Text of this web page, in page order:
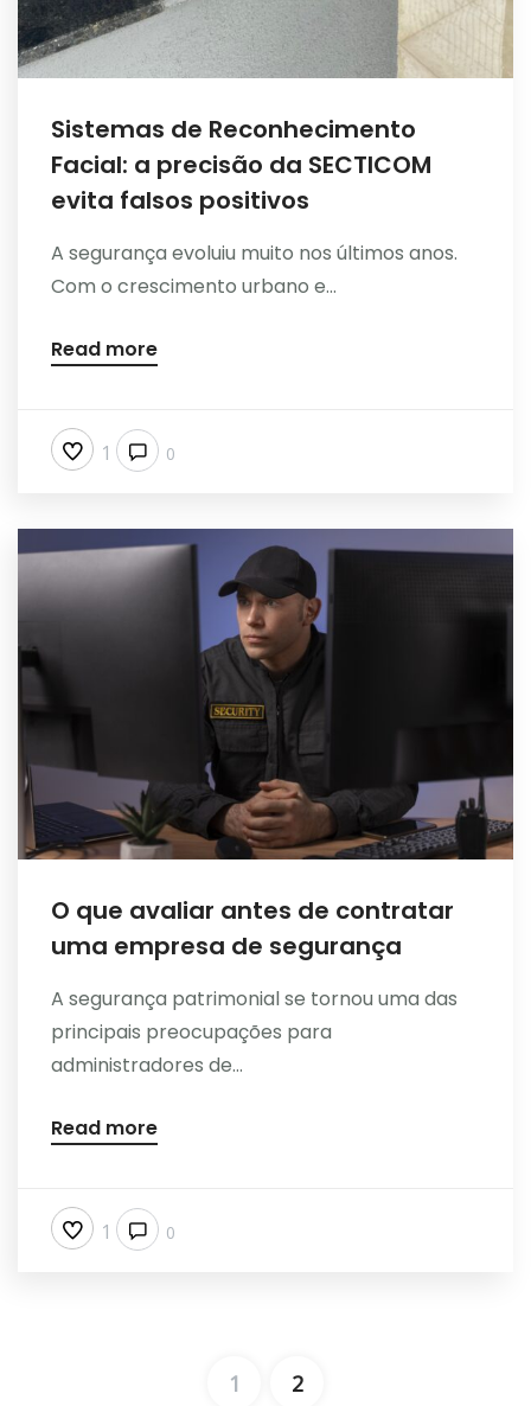
Sistemas de Reconhecimento
Facial: a precisão da SECTICOM
evita falsos positivos
A segurança evoluiu muito nos últimos anos.
Com o crescimento urbano e...
Read more
1 0
O que avaliar antes de contratar
uma empresa de segurança
A segurança patrimonial se tornou uma das
principais preocupações para
administradores de...
Read more
1 0
1 2